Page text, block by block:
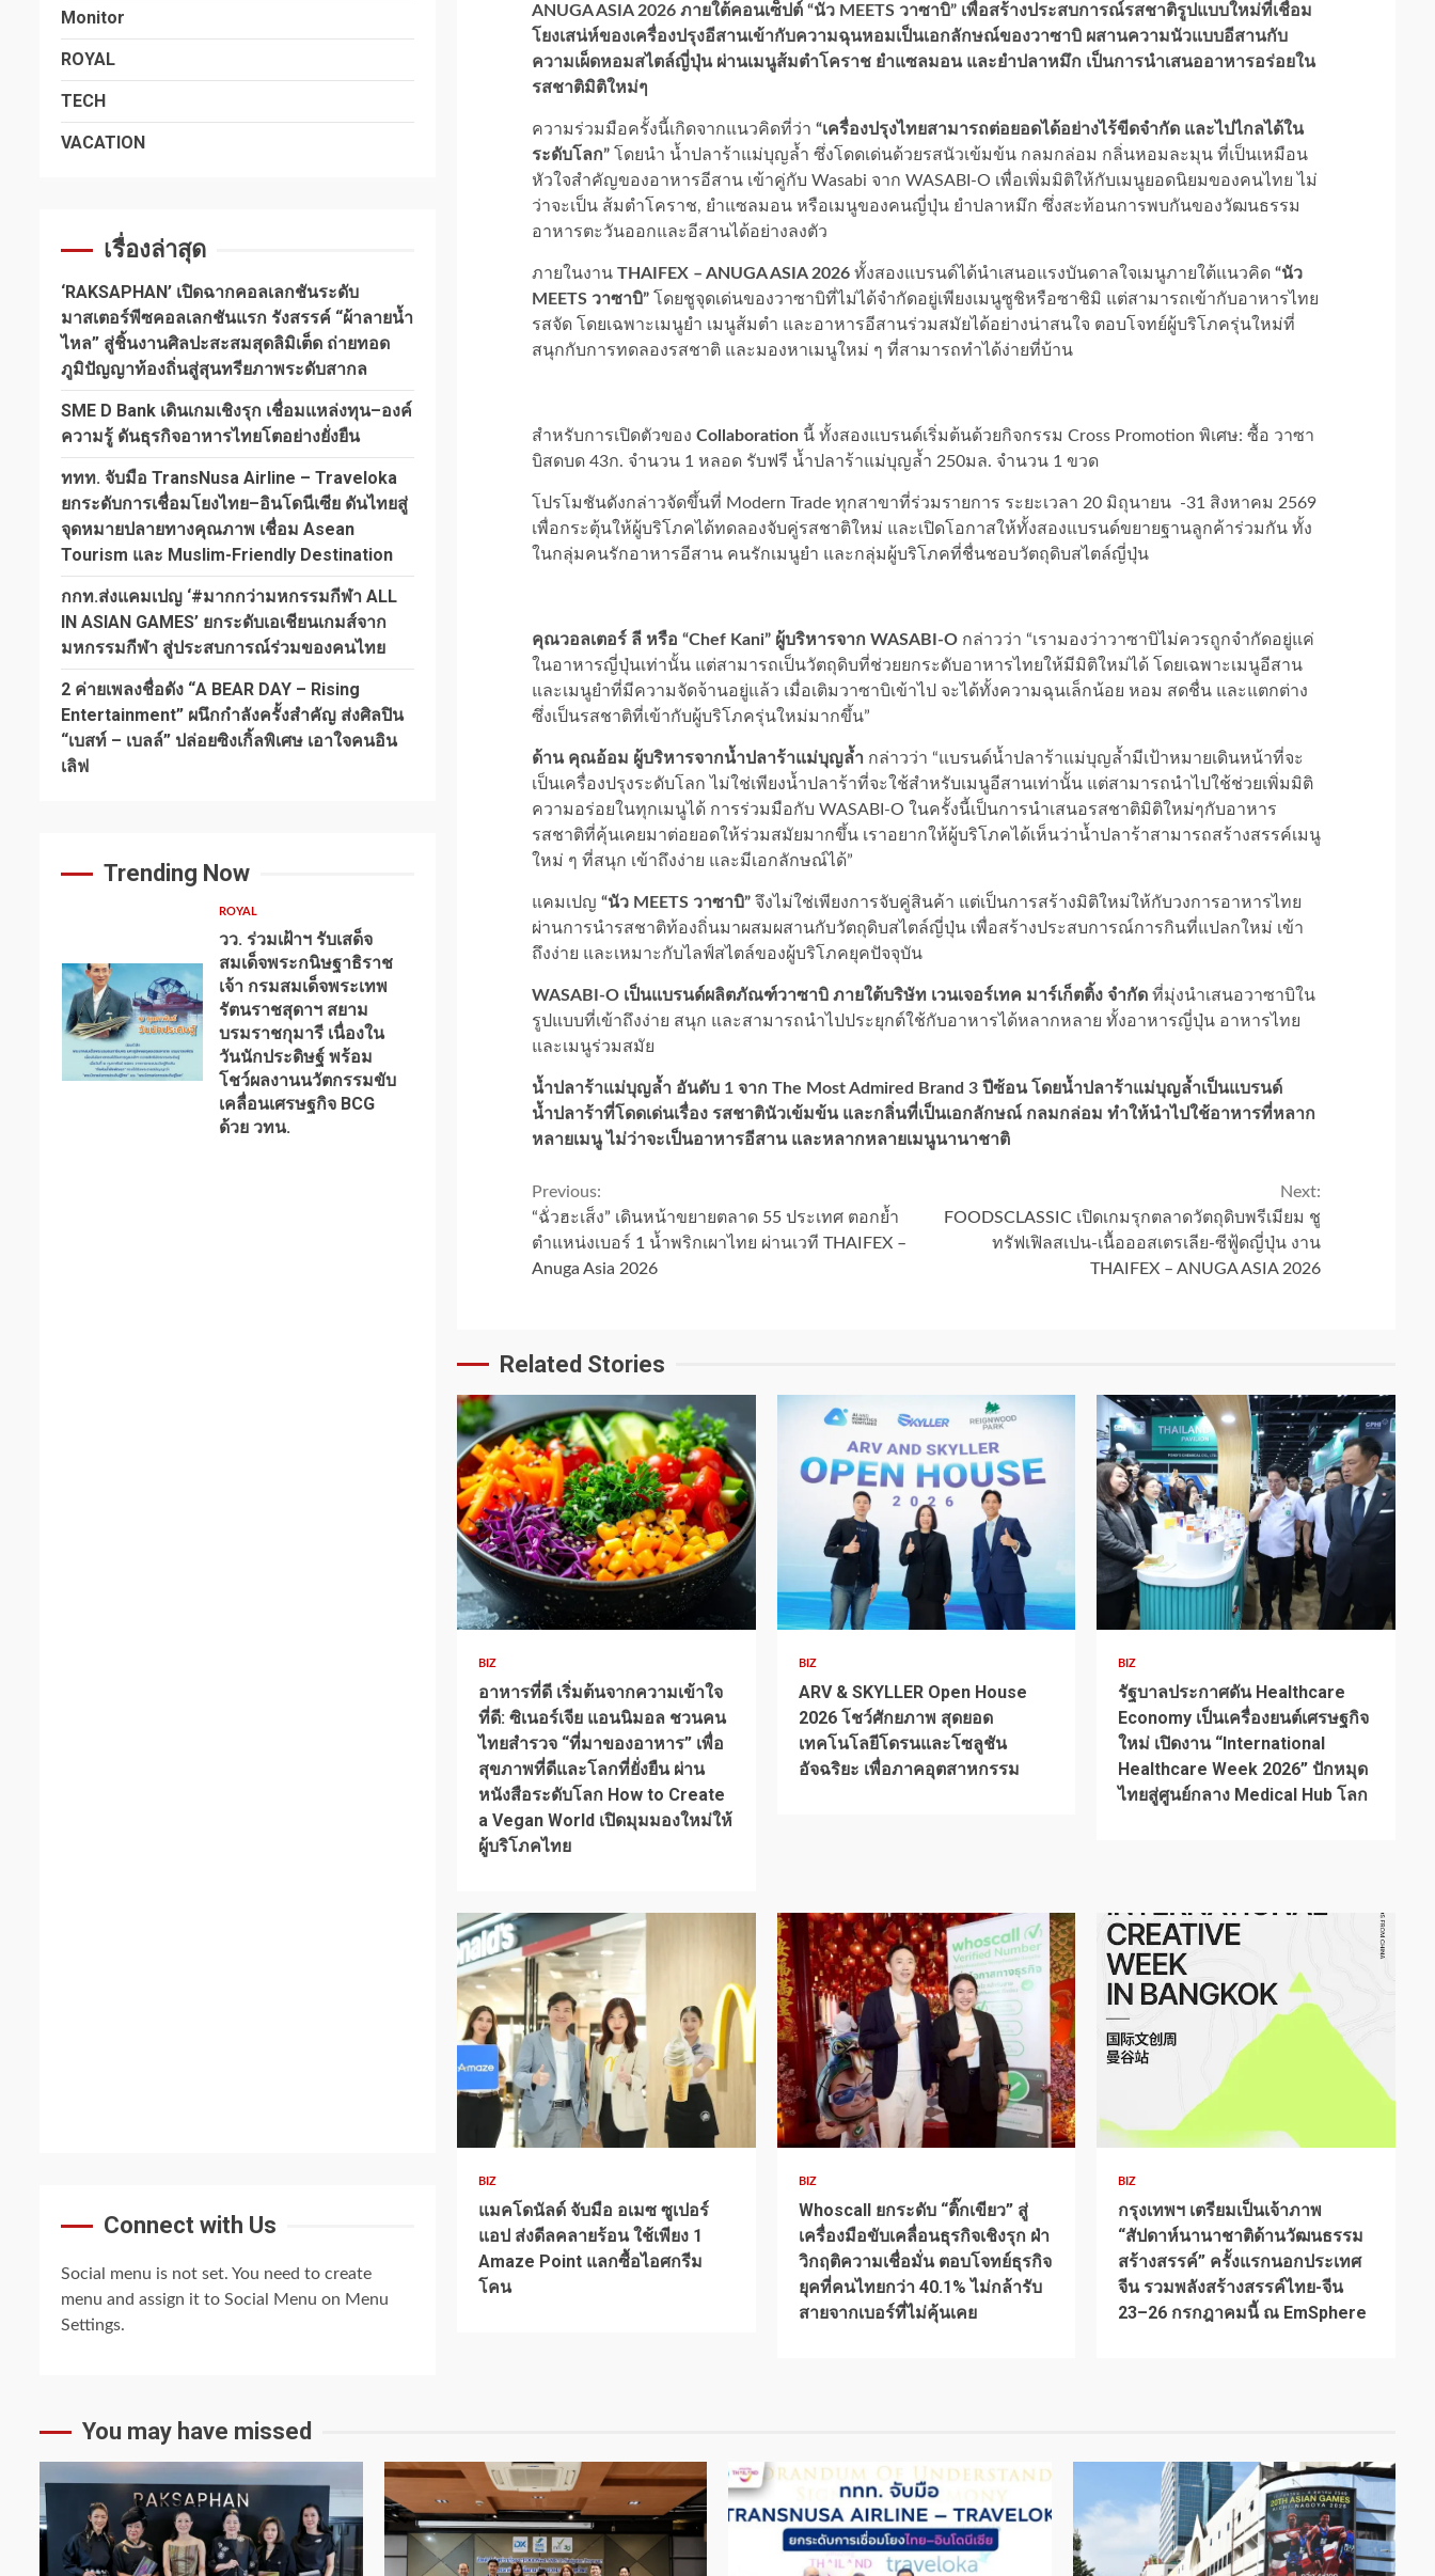
ANUGA ASIA 2026 ภายใต้คอนเซ็ปต์ “นัว MEETS วาซาบิ” เพื่อสร้างประสบการณ์รสชาติรูปแบบใหม่ที่เชื่อม
โยงเสน่ห์ของเครื่องปรุงอีสานเข้ากับความฉุนหอมเป็นเอกลักษณ์ของวาซาบิ ผสานความนัวแบบอีสานกับ
ความเผ็ดหอมสไตล์ญี่ปุ่น ผ่านเมนูส้มตำโคราช ยำแซลมอน และยำปลาหมึก เป็นการนำเสนออาหารอร่อยใน
รสชาติมิติใหม่ๆ
ความร่วมมือครั้งนี้เกิดจากแนวคิดที่ว่า “เครื่องปรุงไทยสามารถต่อยอดได้อย่างไร้ขีดจำกัด และไปไกลได้ใน
ระดับโลก” โดยนำ น้ำปลาร้าแม่บุญล้ำ ซึ่งโดดเด่นด้วยรสนัวเข้มข้น กลมกล่อม กลิ่นหอมละมุน ที่เป็นเหมือน
หัวใจสำคัญของอาหารอีสาน เข้าคู่กับ Wasabi จาก WASABI-O เพื่อเพิ่มมิติให้กับเมนูยอดนิยมของคนไทย ไม่
ว่าจะเป็น ส้มตำโคราช, ยำแซลมอน หรือเมนูของคนญี่ปุ่น ยำปลาหมึก ซึ่งสะท้อนการพบกันของวัฒนธรรม
อาหารตะวันออกและอีสานได้อย่างลงตัว
ภายในงาน THAIFEX – ANUGA ASIA 2026 ทั้งสองแบรนด์ได้นำเสนอแรงบันดาลใจเมนูภายใต้แนวคิด “นัว
MEETS วาซาบิ” โดยชูจุดเด่นของวาซาบิที่ไม่ได้จำกัดอยู่เพียงเมนูซูชิหรือซาชิมิ แต่สามารถเข้ากับอาหารไทย
รสจัด โดยเฉพาะเมนูยำ เมนูส้มตำ และอาหารอีสานร่วมสมัยได้อย่างน่าสนใจ ตอบโจทย์ผู้บริโภครุ่นใหม่ที่
สนุกกับการทดลองรสชาติ และมองหาเมนูใหม่ ๆ ที่สามารถทำได้ง่ายที่บ้าน
สำหรับการเปิดตัวของ Collaboration นี้ ทั้งสองแบรนด์เริ่มต้นด้วยกิจกรรม Cross Promotion พิเศษ: ซื้อ วาซา
บิสดบด 43ก. จำนวน 1 หลอด รับฟรี น้ำปลาร้าแม่บุญล้ำ 250มล. จำนวน 1 ขวด
โปรโมชันดังกล่าวจัดขึ้นที่ Modern Trade ทุกสาขาที่ร่วมรายการ ระยะเวลา 20 มิถุนายน -31 สิงหาคม 2569
เพื่อกระตุ้นให้ผู้บริโภคได้ทดลองจับคู่รสชาติใหม่ และเปิดโอกาสให้ทั้งสองแบรนด์ขยายฐานลูกค้าร่วมกัน ทั้ง
ในกลุ่มคนรักอาหารอีสาน คนรักเมนูยำ และกลุ่มผู้บริโภคที่ชื่นชอบวัตถุดิบสไตล์ญี่ปุ่น
คุณวอลเตอร์ ลี หรือ “Chef Kani” ผู้บริหารจาก WASABI-O กล่าวว่า “เรามองว่าวาซาบิไม่ควรถูกจำกัดอยู่แค่
ในอาหารญี่ปุ่นเท่านั้น แต่สามารถเป็นวัตถุดิบที่ช่วยยกระดับอาหารไทยให้มีมิติใหม่ได้ โดยเฉพาะเมนูอีสาน
และเมนูยำที่มีความจัดจ้านอยู่แล้ว เมื่อเติมวาซาบิเข้าไป จะได้ทั้งความฉุนเล็กน้อย หอม สดชื่น และแตกต่าง
ซึ่งเป็นรสชาติที่เข้ากับผู้บริโภครุ่นใหม่มากขึ้น”
ด้าน คุณอ้อม ผู้บริหารจากน้ำปลาร้าแม่บุญล้ำ กล่าวว่า “แบรนด์น้ำปลาร้าแม่บุญล้ำมีเป้าหมายเดินหน้าที่จะ
เป็นเครื่องปรุงระดับโลก ไม่ใช่เพียงน้ำปลาร้าที่จะใช้สำหรับเมนูอีสานเท่านั้น แต่สามารถนำไปใช้ช่วยเพิ่มมิติ
ความอร่อยในทุกเมนูได้ การร่วมมือกับ WASABI-O ในครั้งนี้เป็นการนำเสนอรสชาติมิติใหม่ๆกับอาหาร
รสชาติที่คุ้นเคยมาต่อยอดให้ร่วมสมัยมากขึ้น เราอยากให้ผู้บริโภคได้เห็นว่าน้ำปลาร้าสามารถสร้างสรรค์เมนู
ใหม่ ๆ ที่สนุก เข้าถึงง่าย และมีเอกลักษณ์ได้”
แคมเปญ “นัว MEETS วาซาบิ” จึงไม่ใช่เพียงการจับคู่สินค้า แต่เป็นการสร้างมิติใหม่ให้กับวงการอาหารไทย
ผ่านการนำรสชาติท้องถิ่นมาผสมผสานกับวัตถุดิบสไตล์ญี่ปุ่น เพื่อสร้างประสบการณ์การกินที่แปลกใหม่ เข้า
ถึงง่าย และเหมาะกับไลฟ์สไตล์ของผู้บริโภคยุคปัจจุบัน
WASABI-O เป็นแบรนด์ผลิตภัณฑ์วาซาบิ ภายใต้บริษัท เวนเจอร์เทค มาร์เก็ตติ้ง จำกัด ที่มุ่งนำเสนอวาซาบิใน
รูปแบบที่เข้าถึงง่าย สนุก และสามารถนำไปประยุกต์ใช้กับอาหารได้หลากหลาย ทั้งอาหารญี่ปุ่น อาหารไทย
และเมนูร่วมสมัย
น้ำปลาร้าแม่บุญล้ำ อันดับ 1 จาก The Most Admired Brand 3 ปีซ้อน โดยน้ำปลาร้าแม่บุญล้ำเป็นแบรนด์
น้ำปลาร้าที่โดดเด่นเรื่อง รสชาตินัวเข้มข้น และกลิ่นที่เป็นเอกลักษณ์ กลมกล่อม ทำให้นำไปใช้อาหารที่หลาก
หลายเมนู ไม่ว่าจะเป็นอาหารอีสาน และหลากหลายเมนูนานาชาติ
Continue
Reading
Previous:
“ฉั่วฮะเส็ง” เดินหน้าขยายตลาด 55 ประเทศ ตอกย้ำ
ตำแหน่งเบอร์ 1 น้ำพริกเผาไทย ผ่านเวที THAIFEX –
Anuga Asia 2026
Next:
FOODSCLASSIC เปิดเกมรุกตลาดวัตถุดิบพรีเมียม ชู
ทรัฟเฟิลสเปน-เนื้อออสเตรเลีย-ซีฟู้ดญี่ปุ่น งาน
THAIFEX – ANUGA ASIA 2026
Related Stories
1 min read
BIZ
อาหารที่ดี เริ่มต้นจากความเข้าใจ
ที่ดี: ซิเนอร์เจีย แอนนิมอล ชวนคน
ไทยสำรวจ “ที่มาของอาหาร” เพื่อ
สุขภาพที่ดีและโลกที่ยั่งยืน ผ่าน
หนังสือระดับโลก How to Create
a Vegan World เปิดมุมมองใหม่ให้
ผู้บริโภคไทย
1 min read
BIZ
ARV & SKYLLER Open House
2026 โชว์ศักยภาพ สุดยอด
เทคโนโลยีโดรนและโซลูชัน
อัจฉริยะ เพื่อภาคอุตสาหกรรม
1 min read
BIZ
รัฐบาลประกาศดัน Healthcare
Economy เป็นเครื่องยนต์เศรษฐกิจ
ใหม่ เปิดงาน “International
Healthcare Week 2026” ปักหมุด
ไทยสู่ศูนย์กลาง Medical Hub โลก
1 min read
BIZ
แมคโดนัลด์ จับมือ อเมซ ซูเปอร์
แอป ส่งดีลคลายร้อน ใช้เพียง 1
Amaze Point แลกซื้อไอศกรีม
โคน
1 min read
BIZ
Whoscall ยกระดับ “ติ๊กเขียว” สู่
เครื่องมือขับเคลื่อนธุรกิจเชิงรุก ฝ่า
วิกฤติความเชื่อมั่น ตอบโจทย์ธุรกิจ
ยุคที่คนไทยกว่า 40.1% ไม่กล้ารับ
สายจากเบอร์ที่ไม่คุ้นเคย
BIZ
กรุงเทพฯ เตรียมเป็นเจ้าภาพ
“สัปดาห์นานาชาติด้านวัฒนธรรม
สร้างสรรค์” ครั้งแรกนอกประเทศ
จีน รวมพลังสร้างสรรค์ไทย-จีน
23–26 กรกฎาคมนี้ ณ EmSphere
Monitor
ROYAL
TECH
VACATION
เรื่องล่าสุด
‘RAKSAPHAN’ เปิดฉากคอลเลกชันระดับ
มาสเตอร์พีซคอลเลกชันแรก รังสรรค์ “ผ้าลายน้ำ
ไหล” สู่ชิ้นงานศิลปะสะสมสุดลิมิเต็ด ถ่ายทอด
ภูมิปัญญาท้องถิ่นสู่สุนทรียภาพระดับสากล
SME D Bank เดินเกมเชิงรุก เชื่อมแหล่งทุน–องค์
ความรู้ ดันธุรกิจอาหารไทยโตอย่างยั่งยืน
ททท. จับมือ TransNusa Airline – Traveloka
ยกระดับการเชื่อมโยงไทย–อินโดนีเซีย ดันไทยสู่
จุดหมายปลายทางคุณภาพ เชื่อม Asean
Tourism และ Muslim-Friendly Destination
กกท.ส่งแคมเปญ ‘#มากกว่ามหกรรมกีฬา ALL
IN ASIAN GAMES’ ยกระดับเอเชียนเกมส์จาก
มหกรรมกีฬา สู่ประสบการณ์ร่วมของคนไทย
2 ค่ายเพลงชื่อดัง “A BEAR DAY – Rising
Entertainment” ผนึกกำลังครั้งสำคัญ ส่งศิลปิน
“เบสท์ – เบลล์” ปล่อยซิงเกิ้ลพิเศษ เอาใจคนอิน
เลิฟ
Trending Now
1
ROYAL
วว. ร่วมเฝ้าฯ รับเสด็จ
สมเด็จพระกนิษฐาธิราช
เจ้า กรมสมเด็จพระเทพ
รัตนราชสุดาฯ สยาม
บรมราชกุมารี เนื่องใน
วันนักประดิษฐ์ พร้อม
โชว์ผลงานนวัตกรรมขับ
เคลื่อนเศรษฐกิจ BCG
ด้วย วทน.
Connect with Us
Social menu is not set. You need to create
menu and assign it to Social Menu on Menu
Settings.
You may have missed